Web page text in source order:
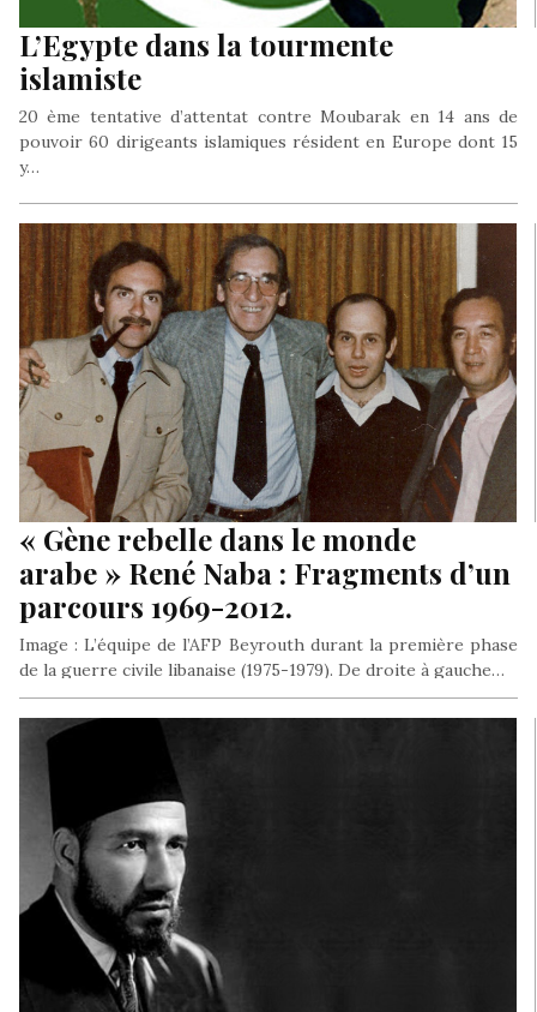
L’Egypte dans la tourmente
islamiste
20 ème tentative d’attentat contre Moubarak en 14 ans de
pouvoir 60 dirigeants islamiques résident en Europe dont 15
y…
« Gène rebelle dans le monde
arabe » René Naba : Fragments d’un
parcours 1969-2012.
Image : L’équipe de l’AFP Beyrouth durant la première phase
de la guerre civile libanaise (1975-1979). De droite à gauche…